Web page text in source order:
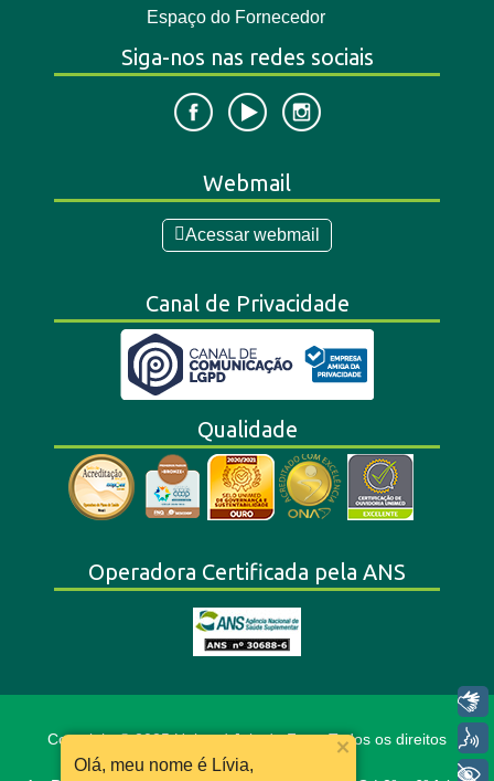
Libras
Voz
Espaço do Fornecedor
Siga-nos nas redes sociais
Webmail
Acessar webmail
Canal de Privacidade
Qualidade
Operadora Certificada pela ANS
Copyright © 2025 Unimed Juiz de Fora. Todos os direitos
reservados.
Olá, meu nome é Lívia,